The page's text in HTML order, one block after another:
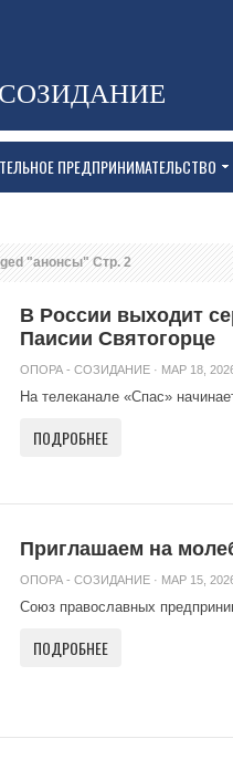
ПРЕДПРИНИМАТЕЛЬСТВО
"анонсы" Стр. 2
В России выходит
Паисии Святогорце
ОПОРА - СОЗИДАНИЕ · МАР 18,
На телеканале «Спас»
ПОДРОБНЕЕ
Приглашаем на
ОПОРА - СОЗИДАНИЕ · МАР 15,
Союз православных
ПОДРОБНЕЕ